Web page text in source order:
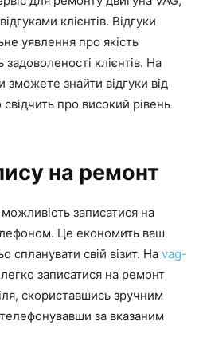
клієнтів. Відгуки
уявлення про якість
клієнтів. На
зможете знайти відгуки від
про високий рівень
на ремонт
записатися на
Це економить ваш
спланувати свій візит. На vag-
записатися на ремонт
скориставшись зручним
за вказаним